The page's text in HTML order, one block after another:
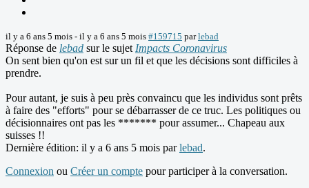
il y a 6 ans 5 mois - il y a 6 ans 5 mois #159715 parlebad
Réponse de lebad sur le sujet Impacts Coronavirus
On sent bien qu'on est sur un fil et que les décisions sont difficiles à
prendre.
Pour autant, je suis à peu près convaincu que les individus sont prêts
à faire des "efforts" pour se débarrasser de ce truc. Les politiques ou
décisionnaires ont pas les ******* pour assumer... Chapeau aux
suisses !!
Dernière édition: il y a 6 ans 5 mois parlebad.
Connexion ou Créer un compte pour participer à la conversation.